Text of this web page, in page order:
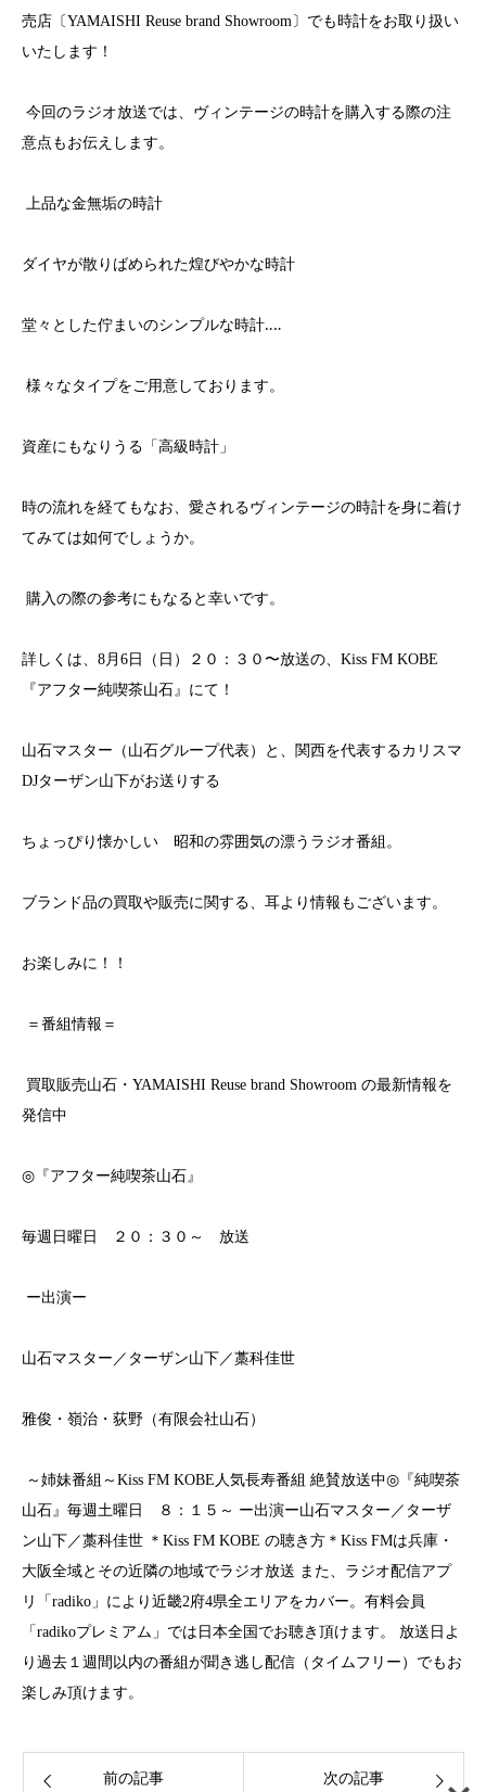
売店〔YAMAISHI Reuse brand Showroom 〕でも時計をお取り扱い
いたします！
今回のラジオ放送では、ヴィンテージの時計を購入する際の注
意点もお伝えします。
上品な金無垢の時計
ダイヤが散りばめられた煌びやかな時計
堂々とした佇まいのシンプルな時計‥‥
様々なタイプをご用意しております。
資産にもなりうる「高級時計」
時の流れを経てもなお、愛されるヴィンテージの時計を身に着け
てみては如何でしょうか。
購入の際の参考にもなると幸いです。
詳しくは、8月6日（日）２０：３０〜放送の、Kiss FM KOBE
『アフター純喫茶山石』にて！
山石マスター（山石グループ代表）と、関西を代表するカリスマ
DJターザン山下がお送りする
ちょっぴり懐かしい 昭和の雰囲気の漂うラジオ番組。
ブランド品の買取や販売に関する、耳より情報もございます。
お楽しみに！！
＝番組情報＝
買取販売山石・YAMAISHI Reuse brand Showroom の最新情報を
発信中
◎ 『アフター純喫茶山石』
毎週日曜日 ２０：３０～ 放送
ー出演ー
山石マスター／ターザン山下／藁科佳世
雅俊・嶺治・荻野（有限会社山石）
～姉妹番組～ Kiss FM KOBE 人気長寿番組 絶賛放送中◎ 『純喫茶
山石』毎週土曜日 ８：１５～ ー出演ー山石マスター／ターザ
ン山下／藁科佳世 ＊ Kiss FM KOBE の聴き方＊ Kiss FMは兵庫・
大阪全域とその近隣の地域でラジオ放送 また、ラジオ配信アプ
リ「 radiko 」により近畿2府4県全エリアをカバー。有料会員
「 radikoプレミアム」では日本全国でお聴き頂けます。
放送日よ
り過去１週間以内の番組が聞き逃し配信（タイムフリー）でもお
楽しみ頂けます。
前の記事 次の記事